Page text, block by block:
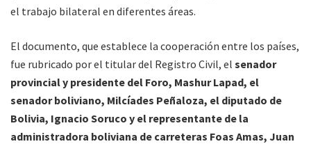
el trabajo bilateral en diferentes áreas.
El documento, que establece la cooperación entre los países,
fue rubricado por el titular del Registro Civil, el senador
provincial y presidente del Foro, Mashur Lapad, el
senador boliviano, Milcíades Peñaloza, el diputado de
Bolivia, Ignacio Soruco y el representante de la
administradora boliviana de carreteras Foas Amas, Juan